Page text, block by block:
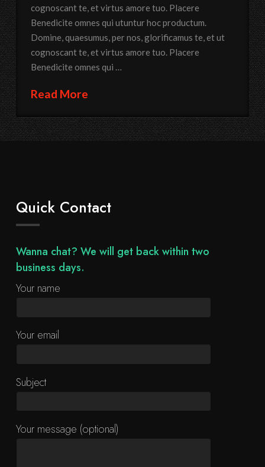
cognoscant te, et virtus amore tuo. Placere
Benedicite omnes qui utuntur hoc productum.
Domine, quaesumus, per nos, glorificamus te, et ut
cognoscant te, et virtus amore tuo. Placere
Benedicite omnes qui …
Read More
Quick Contact
Wanna chat? We will get back within two
business days.
Your name
Your email
Subject
Your message (optional)